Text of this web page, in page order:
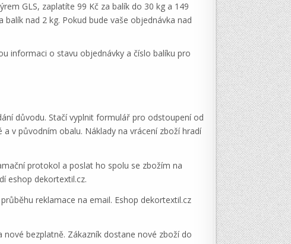
GLS, zaplatíte 99 Kč za balík do 30 kg a 149
nad 2 kg. Pokud bude vaše objednávka nad
informaci o stavu objednávky a číslo balíku pro
důvodu. Stačí vyplnit formulář pro odstoupení od
v původním obalu. Náklady na vrácení zboží hradí
protokol a poslat ho spolu se zbožím na
eshop dekortextil.cz.
reklamace na email. Eshop dekortextil.cz
bezplatně. Zákazník dostane nové zboží do